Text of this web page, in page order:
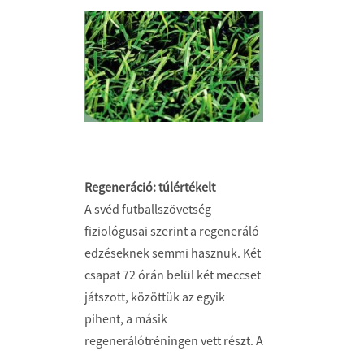
Regeneráció: túlértékelt
A svéd futballszövetség
fiziológusai szerint a regeneráló
edzéseknek semmi hasznuk. Két
csapat 72 órán belül két meccset
játszott, közöttük az egyik
pihent, a másik
regenerálótréningen vett részt. A